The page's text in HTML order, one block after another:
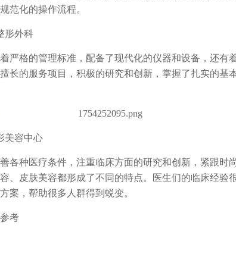
范化的操作流程。
形外科
格的管理标准，配备了现代化的仪器和设备，还有
长的服务项目，积极的研究和创新，掌握了扎实的基
美容中心
种医疗条件，注重临床方面的研究和创新，紧跟时
、皮肤美容都形成了不同的特点。医生们的临床经验
案，帮助很多人群得到蜕变。
考